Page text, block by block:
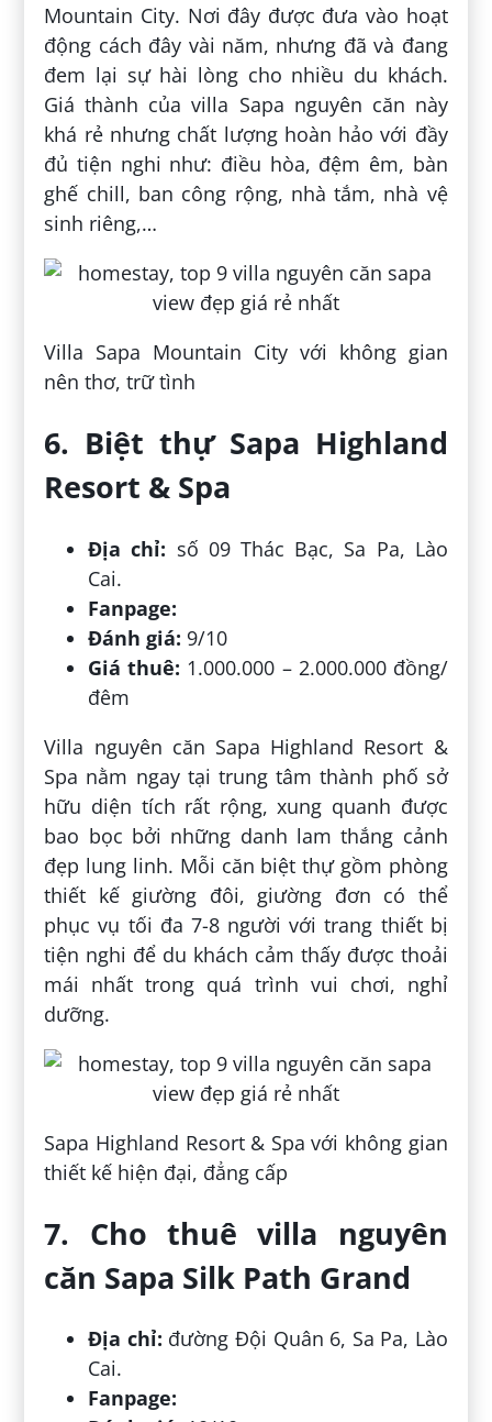
Mountain City. Nơi đây được đưa vào hoạt
động cách đây vài năm, nhưng đã và đang
đem lại sự hài lòng cho nhiều du khách.
Giá thành của villa Sapa nguyên căn này
khá rẻ nhưng chất lượng hoàn hảo với đầy
đủ tiện nghi như: điều hòa, đệm êm, bàn
ghế chill, ban công rộng, nhà tắm, nhà vệ
sinh riêng,…
Villa Sapa Mountain City với không gian
nên thơ, trữ tình
6. Biệt thự Sapa Highland
Resort & Spa
Địa chỉ: số 09 Thác Bạc, Sa Pa, Lào
Cai.
Fanpage:
Đánh giá: 9/10
Giá thuê: 1.000.000 – 2.000.000 đồng/
đêm
Villa nguyên căn Sapa Highland Resort &
Spa nằm ngay tại trung tâm thành phố sở
hữu diện tích rất rộng, xung quanh được
bao bọc bởi những danh lam thắng cảnh
đẹp lung linh. Mỗi căn biệt thự gồm phòng
thiết kế giường đôi, giường đơn có thể
phục vụ tối đa 7-8 người với trang thiết bị
tiện nghi để du khách cảm thấy được thoải
mái nhất trong quá trình vui chơi, nghỉ
dưỡng.
Sapa Highland Resort & Spa với không gian
thiết kế hiện đại, đẳng cấp
7. Cho thuê villa nguyên
căn Sapa Silk Path Grand
Địa chỉ: đường Đội Quân 6, Sa Pa, Lào
Cai.
Fanpage: